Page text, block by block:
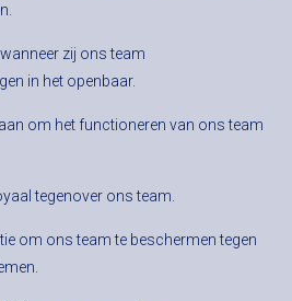
zij ons team
in het openbaar.
om het functioneren van ons team
tegenover ons team.
om ons team te beschermen tegen